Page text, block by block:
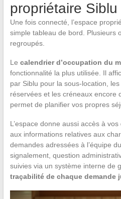
propriétaire
Une fois connecté, l’espace
simple tableau de bord. Plusieurs
regroupés.
Le calendrier d’occupation du
fonctionnalité la plus utilisée. Il
par Siblu pour la sous-location,
réservées et les créneaux encore
permet de planifier vos propres
L’espace donne aussi accès à
aux informations relatives aux
demandes adressées à l’équipe
signalement, question
suivies via un système interne de
traçabilité de chaque demande